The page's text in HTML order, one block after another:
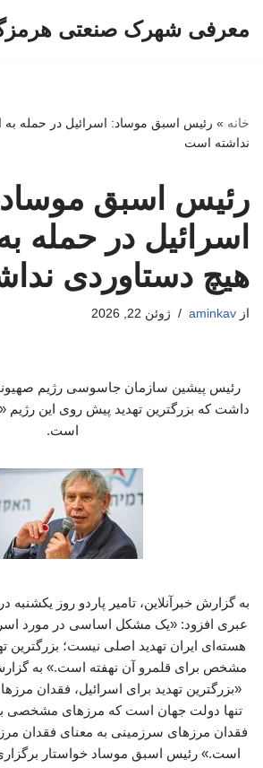
معرفی شهرک صنعتی
خانه » رئیس اسبق موساد: اسرائیل در حمله به
نداشته است
رئیس اسبق
اسرائیل در حمله
هیچ دستاوردی
از aminkav ژوئن 22, 2026
رئیس پیشین سازمان جاسوسی رژیم
داشت که بزرگترین تهدید پیش روی این
است.
عبری افزود: «یک مشکل اساسی در مورد
هسته‌ای ایران تهدید اصلی نیست؛ بزرگترین
مشخص برای قلمرو آن نهفته است.» به گزارش
«بزرگترین تهدید برای اسرائیل، فقدان
تنها دولت جهان است که مرزهای مشخصی
فقدان مرزهای سرزمینی به معنای فقدان
است.» رئیس اسبق موساد خواستار